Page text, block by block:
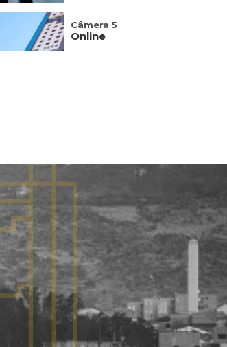
Câmera 5
Online